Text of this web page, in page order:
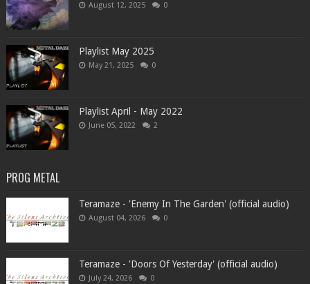
August 12, 2025 0
Playlist May 2025
May 21, 2025 0
Playlist April - May 2022
June 05, 2022 2
PROG METAL
Teramaze - 'Enemy In The Garden' (official audio)
August 04, 2026 0
Teramaze - 'Doors Of Yesterday' (official audio)
July 24, 2026 0